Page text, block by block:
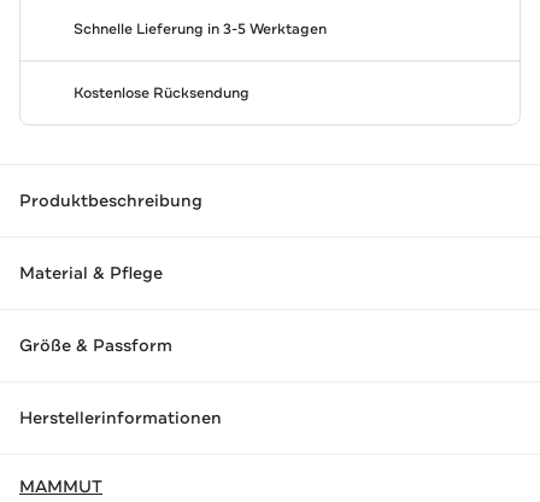
Schnelle Lieferung in 3-5 Werktagen
Kostenlose Rücksendung
Produktbeschreibung
Material & Pflege
Größe & Passform
Herstellerinformationen
MAMMUT